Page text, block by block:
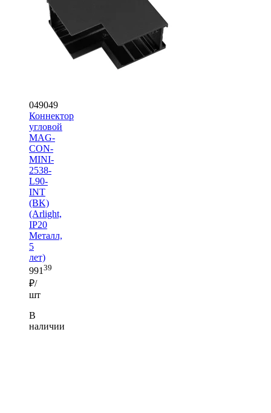
049049
Коннектор
угловой
MAG-
CON-
MINI-
2538-
L90-
INT
(BK)
(Arlight,
IP20
Металл,
5
лет)
991 39
₽/
шт
В
наличии